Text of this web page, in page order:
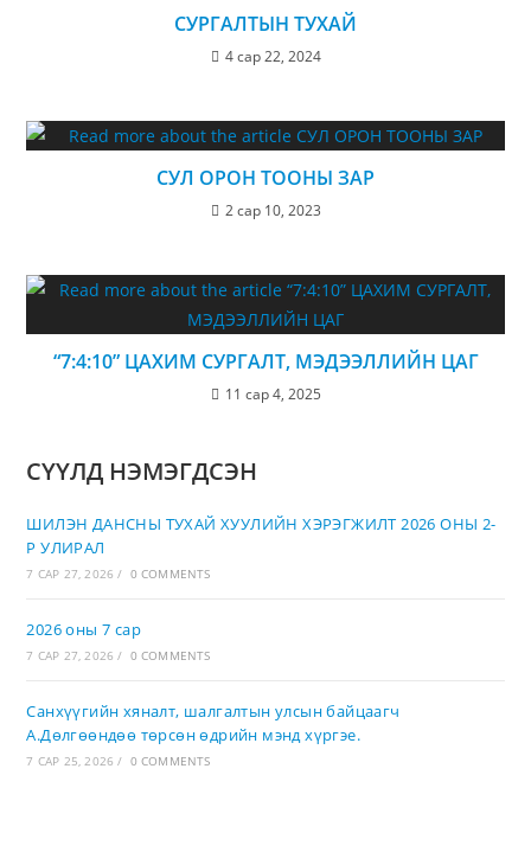
СУРГАЛТЫН ТУХАЙ
4 сар 22, 2024
СУЛ ОРОН ТООНЫ ЗАР
2 сар 10, 2023
“7:4:10” ЦАХИМ СУРГАЛТ, МЭДЭЭЛЛИЙН ЦАГ
11 сар 4, 2025
СҮҮЛД НЭМЭГДСЭН
ШИЛЭН ДАНСНЫ ТУХАЙ ХУУЛИЙН ХЭРЭГЖИЛТ 2026 ОНЫ 2-
Р УЛИРАЛ
7 САР 27, 2026 / 0 COMMENTS
2026 оны 7 сар
7 САР 27, 2026 / 0 COMMENTS
Санхүүгийн хяналт, шалгалтын улсын байцаагч
А.Дөлгөөндөө төрсөн өдрийн мэнд хүргэе.
7 САР 25, 2026 / 0 COMMENTS